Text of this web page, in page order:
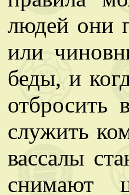
людей они
или
беды, и
отбросить
служить
вассалы
снимают